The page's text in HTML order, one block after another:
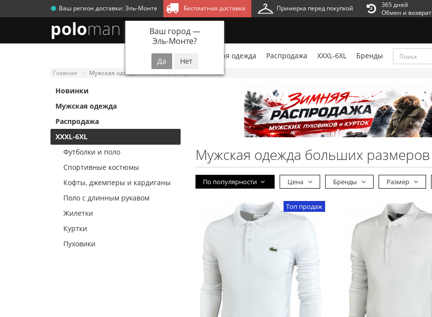
Ваш регион доставки:Эль-Монте
Ваш город —
Эль-Монте?
Бесплатная доставка Примерка перед покупкой
365 дней
Обмен и возврат
poloman
Новинки Мужская одежда Распродажа XXXL-6XL Бренды
Главная Мужская одежда больших размеров
Новинки
Мужская одежда
Распродажа
XXXL-6XL
Футболки и поло
Спортивные костюмы
Кофты, джемперы и кардиганы
Поло с длинным рукавом
Жилетки
Куртки
Пуховики
Мужская одежда больших размеров
По популярности Цена Бренды Размер
Топ продаж